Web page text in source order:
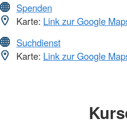
Spenden
Karte: Link zur Google
Suchdienst
Karte: Link zur Google